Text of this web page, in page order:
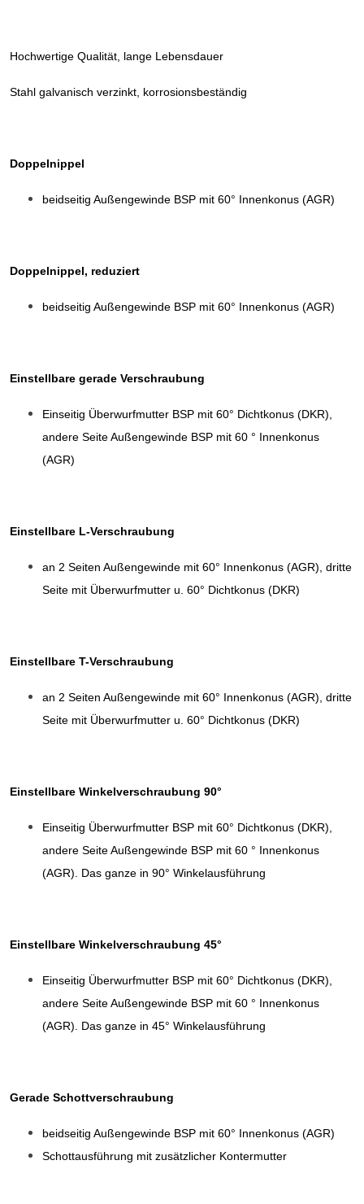
Hochwertige Qualität, lange Lebensdauer
Stahl galvanisch verzinkt, korrosionsbeständig
Doppelnippel
beidseitig Außengewinde BSP mit 60° Innenkonus (AGR)
Doppelnippel, reduziert
beidseitig Außengewinde BSP mit 60° Innenkonus (AGR)
Einstellbare gerade Verschraubung
Einseitig Überwurfmutter BSP mit 60° Dichtkonus (DKR),
andere Seite Außengewinde BSP mit 60 ° Innenkonus
(AGR)
Einstellbare L-Verschraubung
an 2 Seiten Außengewinde mit 60° Innenkonus (AGR), dritte
Seite mit Überwurfmutter u. 60° Dichtkonus (DKR)
Einstellbare T-Verschraubung
an 2 Seiten Außengewinde mit 60° Innenkonus (AGR), dritte
Seite mit Überwurfmutter u. 60° Dichtkonus (DKR)
Einstellbare Winkelverschraubung 90°
Einseitig Überwurfmutter BSP mit 60° Dichtkonus (DKR),
andere Seite Außengewinde BSP mit 60 ° Innenkonus
(AGR). Das ganze in 90° Winkelausführung
Einstellbare Winkelverschraubung 45°
Einseitig Überwurfmutter BSP mit 60° Dichtkonus (DKR),
andere Seite Außengewinde BSP mit 60 ° Innenkonus
(AGR). Das ganze in 45° Winkelausführung
Gerade Schottverschraubung
beidseitig Außengewinde BSP mit 60° Innenkonus (AGR)
Schottausführung mit zusätzlicher Kontermutter